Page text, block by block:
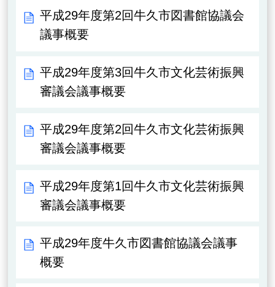
平成29年度第2回牛久市図書館協議会
議事概要
平成29年度第3回牛久市文化芸術振興
審議会議事概要
平成29年度第2回牛久市文化芸術振興
審議会議事概要
平成29年度第1回牛久市文化芸術振興
審議会議事概要
平成29年度牛久市図書館協議会議事
概要